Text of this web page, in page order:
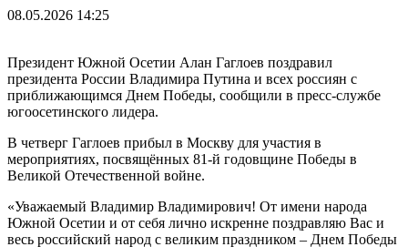
08.05.2026 14:25
Президент Южной Осетии Алан Гаглоев поздравил
президента России Владимира Путина и всех россиян с
приближающимся Днем Победы, сообщили в пресс-службе
югоосетинского лидера.
В четверг Гаглоев прибыл в Москву для участия в
мероприятиях, посвящённых 81-й годовщине Победы в
Великой Отечественной войне.
«Уважаемый Владимир Владимирович! От имени народа
Южной Осетии и от себя лично искренне поздравляю Вас и
весь российский народ с великим праздником – Днем Победы